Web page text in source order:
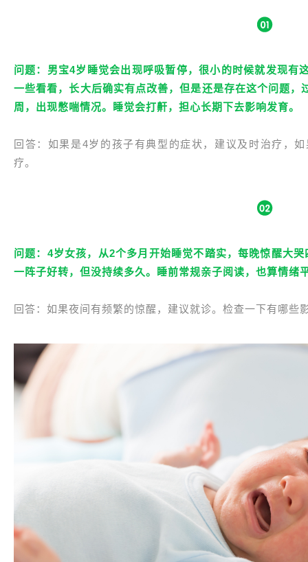
问题：男宝4岁睡觉会出现呼吸暂停，很小的时候就发现有
一些看看，长大后确实有点改善，但是还是存在这个问题
周，出现憋喘情况。睡觉会打鼾，担心长期下去影响发育。
回答：如果是4岁的孩子有典型的症状，建议及时治疗，
疗。
问题：4岁女孩，从2个多月开始睡觉不踏实，每晚惊醒大
一阵子好转，但没持续多久。睡前常规亲子阅读，也算情绪
回答：如果夜间有频繁的惊醒，建议就诊。检查一下有哪些